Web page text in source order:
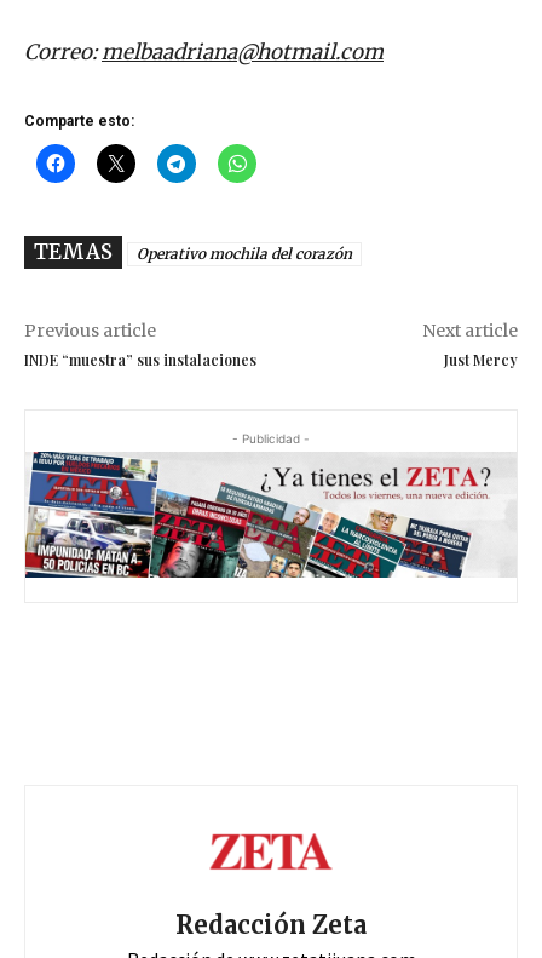
Correo:melbaadriana@hotmail.com
Comparte esto:
TEMAS Operativo mochila del corazón
Previous article
INDE “muestra” sus instalaciones
Next article
Just Mercy
- Publicidad -
Redacción Zeta